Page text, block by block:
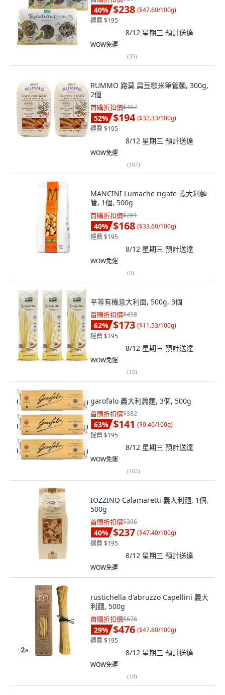
40% $238 ($47.60/100g)
運費 $195
8/12 星期三 預計送達
WOW免運
(35)
RUMMO 路莫 扁豆糙米筆管麵, 300g,
2個
首購折扣價$407
52% $194 ($32.33/100g)
運費 $195
8/12 星期三 預計送達
WOW免運
(167)
MANCINI Lumache rigate 義大利麵
管, 1個, 500g
首購折扣價$281
40% $168 ($33.60/100g)
運費 $195
8/12 星期三 預計送達
WOW免運
(9)
平等有機意大利面, 500g, 3個
首購折扣價$458
62% $173 ($11.53/100g)
運費 $195
8/12 星期三 預計送達
WOW免運
(13)
garofalo 義大利扁麵, 3個, 500g
首購折扣價$382
63% $141 ($9.40/100g)
運費 $195
8/12 星期三 預計送達
WOW免運
(162)
IOZZINO Calamaretti 義大利麵, 1個,
500g
首購折扣價$396
40% $237 ($47.40/100g)
運費 $195
8/12 星期三 預計送達
WOW免運
rustichella d'abruzzo Capellini 義大
利麵, 500g
首購折扣價$676
29% $476 ($47.60/100g)
運費 $195
8/12 星期三 預計送達
WOW免運
(10)